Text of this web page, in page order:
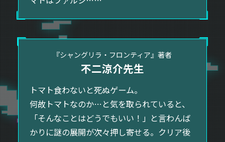
『シャングリラ・フロンティア』著者
不二涼介先生
トマト食わないと死ぬゲーム。
何故トマトなのか…と気を取られていると、
「そんなことはどうでもいい！」と言わんば
かりに謎の展開が次々押し寄せる。クリア後